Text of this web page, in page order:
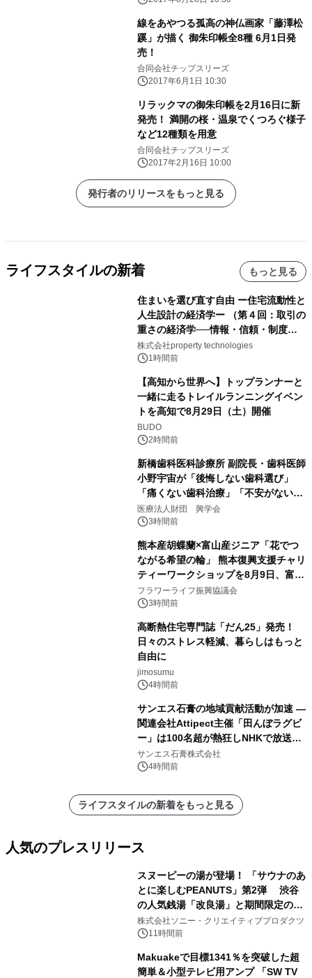
線をあやつる孤高の神仏画家「藤澤松
蹊」が描く 御朱印帳全8種 6月1日発
売！
合同会社チップスリーズ
2017年6月1日 10:30
リラックマの御朱印帳を2月16日に新
発売！ 満開の桜・温泉でくつろぐ様子
など12種類を用意
合同会社チップスリーズ
2017年2月16日 10:00
発行者のリリースをもっと見る
ライフスタイルの新着 もっと見る
住まいを選び直す自由 ー住宅流動性と
人生設計の経済学ー （第４回：取引の
重さの経済学──情報・信頼・制度を
PropTechはどう組み替えるか）｜
PropTech-Lab
株式会社property technologies
1時間前
【高知から世界へ】トップランナーと
一緒に走るトレイルランニングイベン
トを高知で8月29日（土）開催
BUDO
2時間前
新橋歯科医科診療所 副院長・歯科医師
小野宇宙が「後悔しない歯科選び」
「痛くない歯科治療」「不安がない治
療計画」をテーマに専門監修
医療法人財団 興学会
3時間前
熊本産胡蝶蘭×富山産ジニア「花でつ
ながる希望の輪」 熊本復興支援チャリ
ティーワークショップを8月9日、富
山・射水で開催
フラワーライフ振興協議会
3時間前
高断熱住宅専門誌「だん25」発売！
日々のストレス軽減、暮らしはもっと
自由に
jimosumu
4時間前
サンエス石膏の地域貢献活動が加速 ―
関連会社Attipect主催「田んぼラグビ
ー」は100名超が熱狂しNHKで放送さ
れました。
サンエス石膏株式会社
4時間前
ライフスタイルの新着をもっと見る
人気のプレスリリース
スヌーピーの湯が登場！ 「サウナのあ
とに楽しむPEANUTS」第2弾 渋谷
の人気銭湯「改良湯」と期間限定のコ
ラボレーション サウナイキタイコラ
ボグッズも発売決定！
株式会社ソニー・クリエイティブプロダクツ
11時間前
Makuakeで目標1341％を突破した超
簡単＆小型テレビ用アンプ 「SW TV